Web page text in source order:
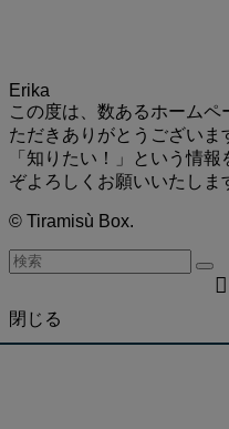
Erika
この度は、数あるホーム
ただきありがとうございま
「知りたい！」という情
ぞよろしくお願いいたしま
© Tiramisù Box.
閉じる